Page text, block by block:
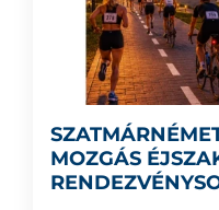
MOZGÁS